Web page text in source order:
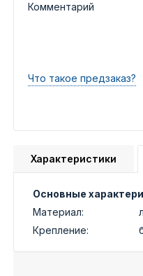
Комментарий
Что такое предзаказ?
Характеристики
Основные
Материал:
Крепление: